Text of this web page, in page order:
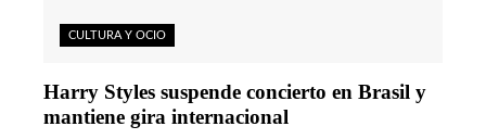
CULTURA Y OCIO
Harry Styles suspende concierto en Brasil y
mantiene gira internacional